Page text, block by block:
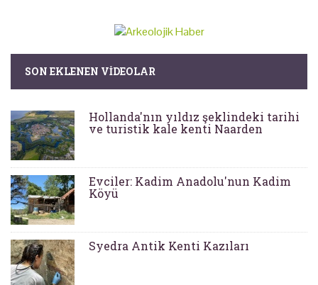
SON EKLENEN VIDEOLAR
Hollanda'nın yıldız şeklindeki tarihi
ve turistik kale kenti Naarden
Evciler: Kadim Anadolu'nun Kadim
Köyü
Syedra Antik Kenti Kazıları